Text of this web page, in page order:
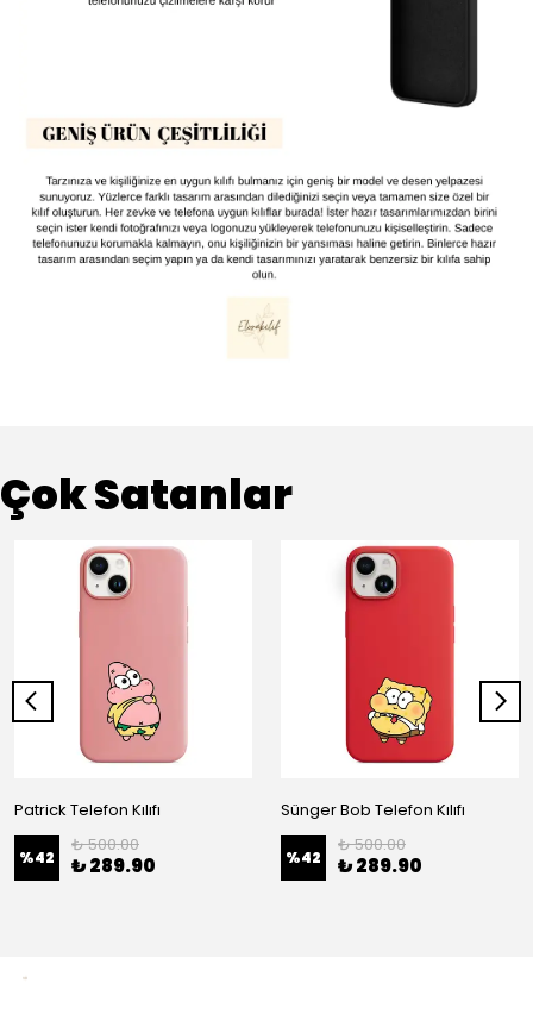
Çok Satanlar
Patrick Telefon Kılıfı
%42
₺ 500.00
₺ 289.90
Sünger Bob Telefon Kılıfı
%42
₺ 500.00
₺ 289.90